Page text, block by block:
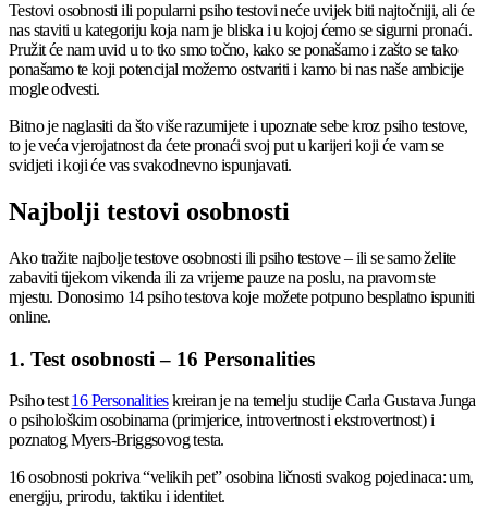
Testovi osobnosti ili popularni psiho testovi neće uvijek biti najtočniji, ali će
nas staviti u kategoriju koja nam je bliska i u kojoj ćemo se sigurni pronaći.
Pružit će nam uvid u to tko smo točno, kako se ponašamo i zašto se tako
ponašamo te koji potencijal možemo ostvariti i kamo bi nas naše ambicije
mogle odvesti.
Bitno je naglasiti da što više razumijete i upoznate sebe kroz psiho testove,
to je veća vjerojatnost da ćete pronaći svoj put u karijeri koji će vam se
svidjeti i koji će vas svakodnevno ispunjavati.
Najbolji testovi osobnosti
Ako tražite najbolje testove osobnosti ili psiho testove – ili se samo želite
zabaviti tijekom vikenda ili za vrijeme pauze na poslu, na pravom ste
mjestu. Donosimo 14 psiho testova koje možete potpuno besplatno ispuniti
online.
1. Test osobnosti – 16 Personalities
Psiho test16 Personalitieskreiran je na temelju studije Carla Gustava Junga
o psihološkim osobinama (primjerice, introvertnost i ekstrovertnost) i
poznatog Myers-Briggsovog testa.
16 osobnosti pokriva “velikih pet” osobina ličnosti svakog pojedinaca: um,
energiju, prirodu, taktiku i identitet.